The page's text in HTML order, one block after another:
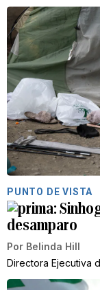
PUNTO DE VISTA
desamparo
Por Belinda Hill
Directora Ejecutiva